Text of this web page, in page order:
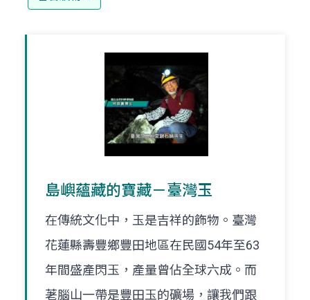
島嶼蘊藏的寶藏－臺灣玉
在傳統文化中，玉是吉祥的飾物。臺灣
花蓮縣壽豐鄉豐田地區在民國54年至63
年間盛產閃玉，產量曾佔全球六成。而
荖腦山一帶是豐田玉的礦場，讓我們跟